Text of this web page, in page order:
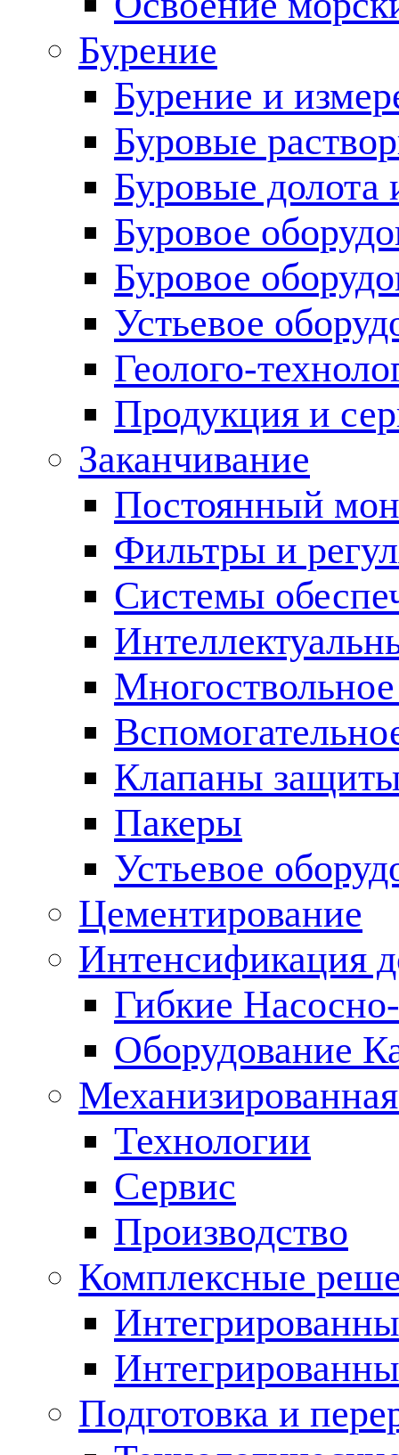
Бурение
Бурение и
Буровые
Буровые долота
Буровое
Буровое
Устьевое
Геолого-
Продукция и
Заканчивание
Постоянный
Фильтры и
Cистемы
Клапаны
Пакеры
Устьевое
Цементирование
Интенсификация
Гибкие
Оборудование
Технологии
Сервис
Производство
Комплексные
Подготовка и